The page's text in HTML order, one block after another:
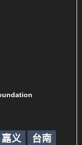
嘉义 台南